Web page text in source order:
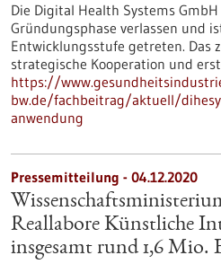
Die Digital Health Systems
Gründungsphase verlassen und
Entwicklungsstufe getreten. Das
strategische Kooperation und
https://
bw.de/fachbeitrag/aktuell/
anwendung
Pressemitteilung - 04.12.2020
Reallabore Künstliche
insgesamt rund 1,6 Mio.